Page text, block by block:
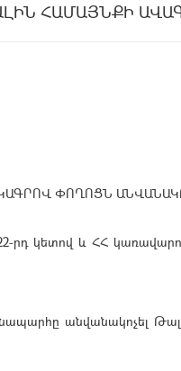
ՀԱՄԱՅՆՔԻ
ՓՈՂՈՑՆ
կետով և ՀՀ
անվանակոչել